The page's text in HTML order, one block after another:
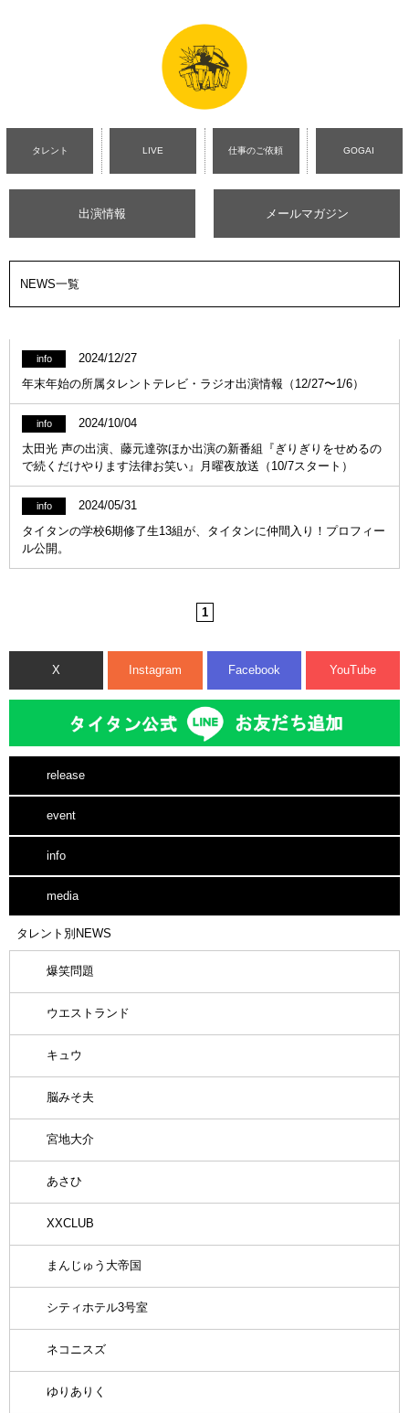
タレント LIVE 仕事のご依頼 GOGAI
出演情報 メールマガジン
NEWS一覧
info
2024/12/27
年末年始の所属タレントテレビ・ラジオ出演情報（12/27〜1/6）
info
2024/10/04
太田光 声の出演、藤元達弥ほか出演の新番組『ぎりぎりをせめるの
で続くだけやります法律お笑い』月曜夜放送（10/7スタート）
info
2024/05/31
タイタンの学校6期修了生13組が、タイタンに仲間入り！プロフィー
ル公開。
1
X Instagram Facebook YouTube
release
event
info
media
タレント別NEWS
爆笑問題
ウエストランド
キュウ
脳みそ夫
宮地大介
あさひ
XXCLUB
まんじゅう大帝国
シティホテル3号室
ネコニスズ
ゆりありく